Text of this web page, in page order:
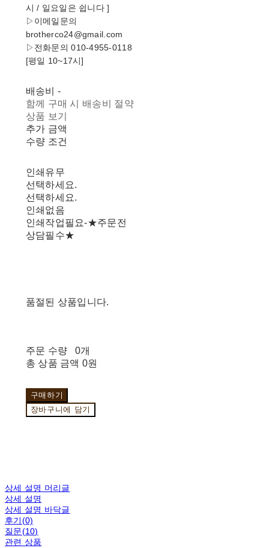
시 / 일요일은 쉽니다 ]
▷이메일문의
brotherco24@gmail.com
▷전화문의 010-4955-0118
[평일 10~17시]
배송비 -
함께 구매 시 배송비 절약
상품 보기
추가 금액
수량 조건
인쇄유무
선택하세요.
선택하세요.
인쇄없음
인쇄작업필요-★주문전
상담필수★
품절된 상품입니다.
주문 수량
0개
총 상품 금액 0원
구매하기
장바구니에 담기
상세 설명 머리글
상세 설명
상세 설명 바닥글
후기(0)
질문(10)
관련 상품